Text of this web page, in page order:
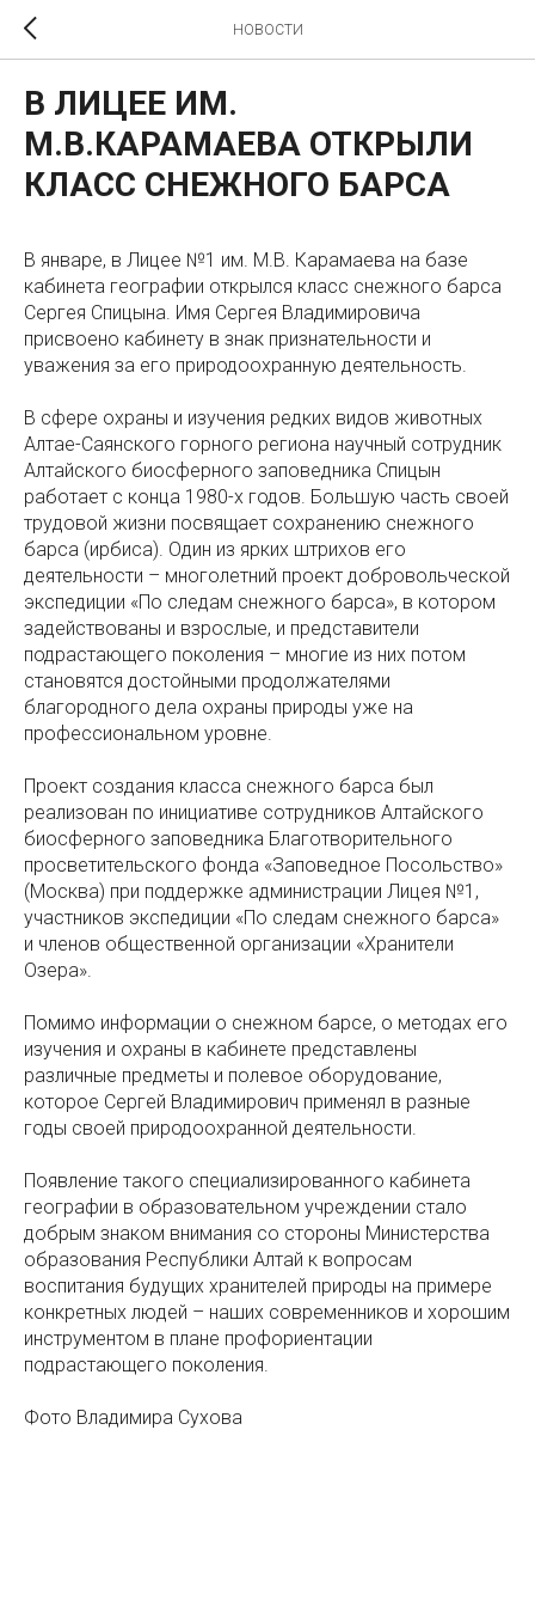
НОВОСТИ
В ЛИЦЕЕ ИМ.
М.В.КАРАМАЕВА ОТКРЫЛИ
КЛАСС СНЕЖНОГО БАРСА
В январе, в Лицее №1 им. М.В. Карамаева на базе
кабинета географии открылся класс снежного барса
Сергея Спицына. Имя Сергея Владимировича
присвоено кабинету в знак признательности и
уважения за его природоохранную деятельность.
В сфере охраны и изучения редких видов животных
Алтае-Саянского горного региона научный сотрудник
Алтайского биосферного заповедника Спицын
работает с конца 1980-х годов. Большую часть своей
трудовой жизни посвящает сохранению снежного
барса (ирбиса). Один из ярких штрихов его
деятельности – многолетний проект добровольческой
экспедиции «По следам снежного барса», в котором
задействованы и взрослые, и представители
подрастающего поколения – многие из них потом
становятся достойными продолжателями
благородного дела охраны природы уже на
профессиональном уровне.
Проект создания класса снежного барса был
реализован по инициативе сотрудников Алтайского
биосферного заповедника Благотворительного
просветительского фонда «Заповедное Посольство»
(Москва) при поддержке администрации Лицея №1,
участников экспедиции «По следам снежного барса»
и членов общественной организации «Хранители
Озера».
Помимо информации о снежном барсе, о методах его
изучения и охраны в кабинете представлены
различные предметы и полевое оборудование,
которое Сергей Владимирович применял в разные
годы своей природоохранной деятельности.
Появление такого специализированного кабинета
географии в образовательном учреждении стало
добрым знаком внимания со стороны Министерства
образования Республики Алтай к вопросам
воспитания будущих хранителей природы на примере
конкретных людей – наших современников и хорошим
инструментом в плане профориентации
подрастающего поколения.
Фото Владимира Сухова